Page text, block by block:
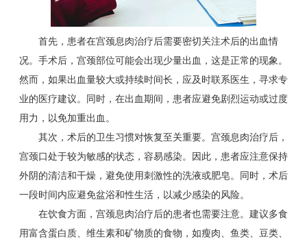
首先，患者在宫颈息肉治疗后需要密切关注术后的出血情
况。手术后，宫颈部位可能会出现少量出血，这是正常的现象。
然而，如果出血量较大或持续时间长，应及时联系医生，寻求专
业的医疗建议。同时，在出血期间，患者应避免剧烈运动或过度
用力，以免加重出血。
其次，术后的卫生习惯对恢复至关重要。宫颈息肉治疗后，
宫颈口处于较为敏感的状态，容易感染。因此，患者应注意保持
外阴的清洁和干燥，避免使用刺激性的洗液或肥皂。同时，术后
一段时间内应避免盆浴和性生活，以减少感染的风险。
在饮食方面，宫颈息肉治疗后的患者也需要注意。建议多食
用富含蛋白质、维生素和矿物质的食物，如瘦肉、鱼类、豆类、